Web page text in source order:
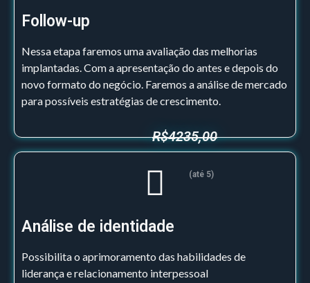
Follow-up
Nessa etapa faremos uma avaliação das melhorias
implantadas. Com a apresentação do antes e depois do
novo formato do negócio. Faremos a análise de mercado
para possíveis estratégias de crescimento.
Análise de identidade
(até 5)
Possibilita o aprimoramento das habilidades de
liderança e relacionamento interpessoal
R$4235,00